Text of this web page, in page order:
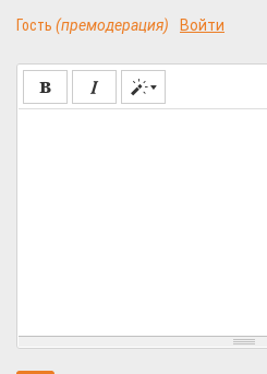
Гость (премодерация) Войти